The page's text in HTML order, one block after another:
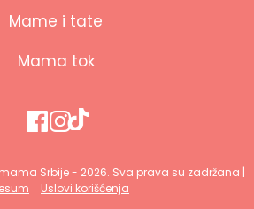
Mame i tate
Mama tok
Srbije - 2026. Sva prava su zadržana |
Uslovi korišćenja